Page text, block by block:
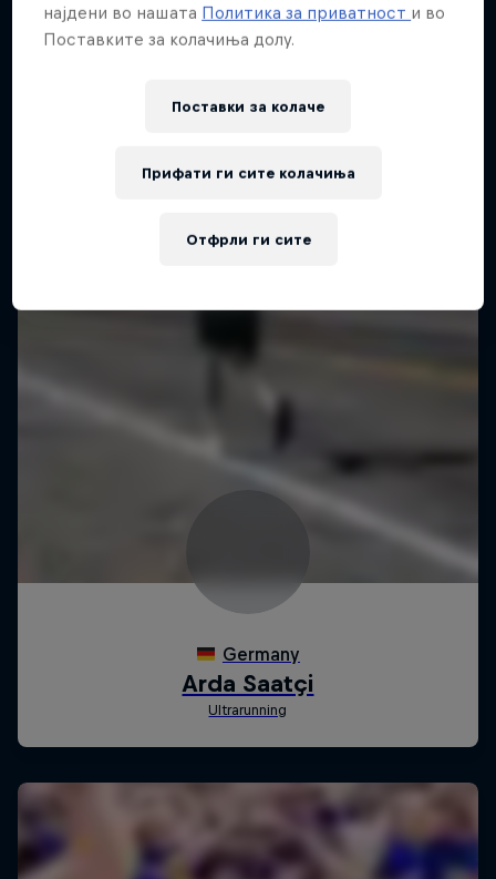
најдени во нашата Политика за приватност и во
Поставките за колачиња долу.
Поставки за колачe
Отфрли ги сите
Прифати ги сите колачиња